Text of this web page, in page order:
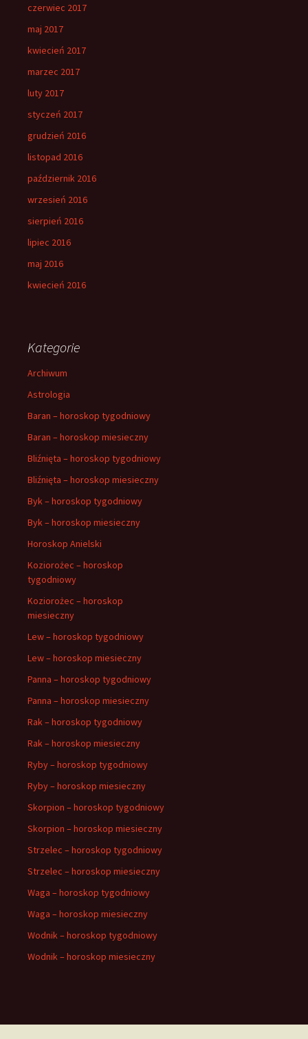
czerwiec 2017
maj 2017
kwiecień 2017
marzec 2017
luty 2017
styczeń 2017
grudzień 2016
listopad 2016
październik 2016
wrzesień 2016
sierpień 2016
lipiec 2016
maj 2016
kwiecień 2016
Kategorie
Archiwum
Astrologia
Baran – horoskop tygodniowy
Baran – horoskop miesieczny
Bliźnięta – horoskop tygodniowy
Bliźnięta – horoskop miesieczny
Byk – horoskop tygodniowy
Byk – horoskop miesieczny
Horoskop Anielski
Koziorożec – horoskop
tygodniowy
Koziorożec – horoskop
miesieczny
Lew – horoskop tygodniowy
Lew – horoskop miesieczny
Panna – horoskop tygodniowy
Panna – horoskop miesieczny
Rak – horoskop tygodniowy
Rak – horoskop miesieczny
Ryby – horoskop tygodniowy
Ryby – horoskop miesieczny
Skorpion – horoskop tygodniowy
Skorpion – horoskop miesieczny
Strzelec – horoskop tygodniowy
Strzelec – horoskop miesieczny
Waga – horoskop tygodniowy
Waga – horoskop miesieczny
Wodnik – horoskop tygodniowy
Wodnik – horoskop miesieczny